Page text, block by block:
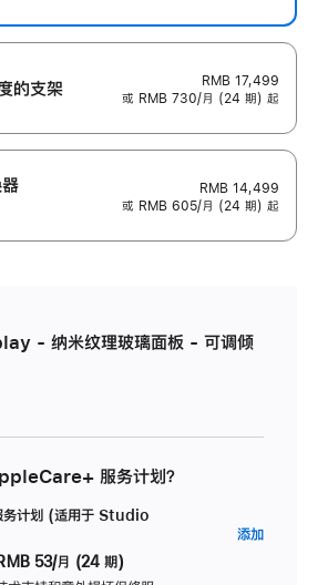
的支‍架
RMB 17,499
或 RMB 730/月 (24 期) 起
RMB 14,499
或 RMB 605/月 (24 期) 起
- 纳米纹理玻璃面板 - 可调倾
服务计划？
计划 (适用于 Studio
RMB 53/月 (24 期)
添加